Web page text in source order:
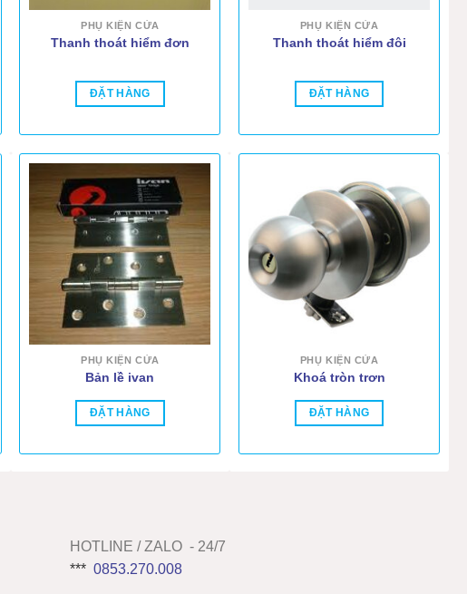
PHỤ KIỆN CỬA
Thanh thoát hiểm đơn
ĐẶT HÀNG
PHỤ KIỆN CỬA
Thanh thoát hiểm đôi
ĐẶT HÀNG
PHỤ KIỆN CỬA
Bản lề ivan
ĐẶT HÀNG
PHỤ KIỆN CỬA
Khoá tròn trơn
ĐẶT HÀNG
HOTLINE / ZALO - 24/7
*** 0853.270.008